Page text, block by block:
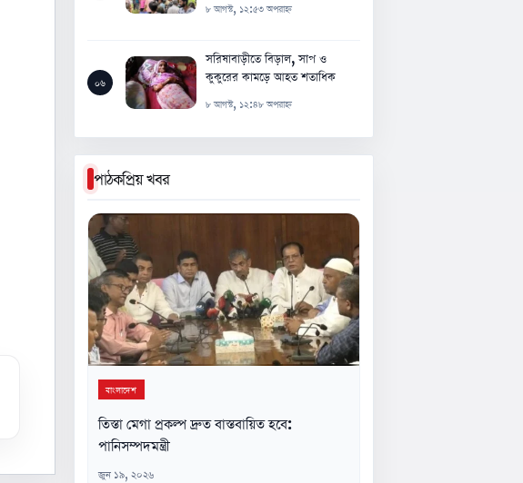
৮ আগস্ট, ১২:৫৩ অপরাহ্ন
০৬
সরিষাবাড়ীতে বিড়াল, সাপ ও
কুকুরের কামড়ে আহত শতাধিক
৮ আগস্ট, ১২:৪৮ অপরাহ্ন
পাঠকপ্রিয় খবর
বাংলাদেশ
তিস্তা মেগা প্রকল্প দ্রুত বাস্তবায়িত হবে:
পানিসম্পদমন্ত্রী
জুন ১৯, ২০২৬